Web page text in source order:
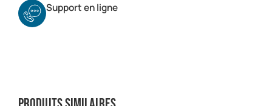
Support en ligne